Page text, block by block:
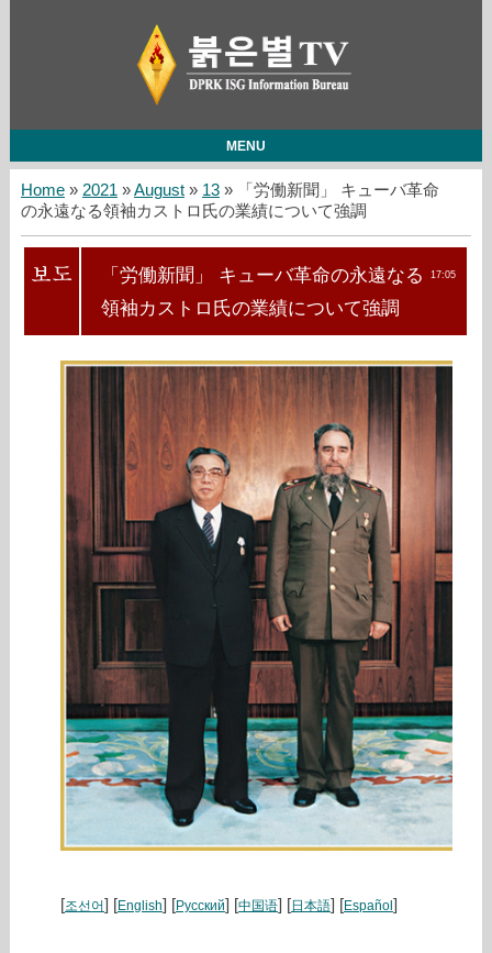
MENU
Home» 2021 »August » 13» 「労働新聞」 キューバ革命
の永遠なる領袖カストロ氏の業績について強調
17:05
「労働新聞」 キューバ革命の永遠なる
領袖カストロ氏の業績について強調
[조선어] [English] [Русский] [中国语] [日本語] [Español]